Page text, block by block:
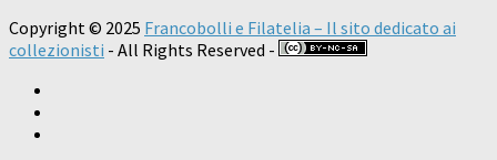
Copyright © 2025 Francobolli e Filatelia – Il sito dedicato ai
collezionisti - All Rights Reserved -